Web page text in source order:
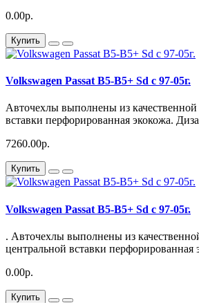
0.00р.
Купить
Volkswagen Passat B5-B5+ Sd с 97-05г.
Авточехлы выполнены из качественной
вставки перфорированная экокожа.
7260.00р.
Купить
Volkswagen Passat B5-B5+ Sd с 97-05г.
. Авточехлы выполнены из
центральной вставки перфорированная
0.00р.
Купить